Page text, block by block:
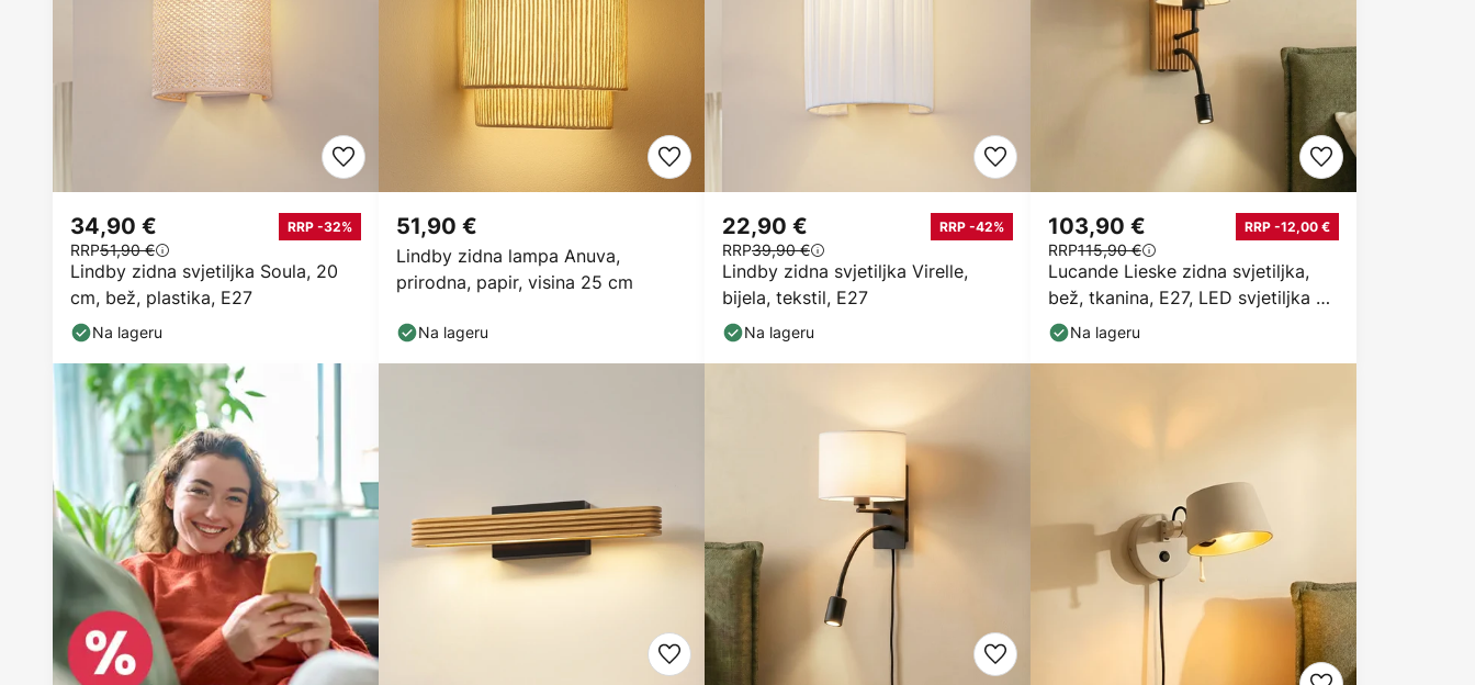
Lindby zidna svjetiljka Soula, 20
cm, bež, plastika, E27
34,90 € RRP -32%
RRP51,90 €
Na lageru
Lindby zidna lampa Anuva,
prirodna, papir, visina 25 cm
51,90 €
Na lageru
Lindby zidna svjetiljka Virelle,
bijela, tekstil, E27
22,90 € RRP -42%
RRP39,90 €
Na lageru
Lucande Lieske zidna svjetiljka,
bež, tkanina, E27, LED svjetiljka za
čitanje
103,90 € RRP -12,00 €
RRP115,90 €
Na lageru